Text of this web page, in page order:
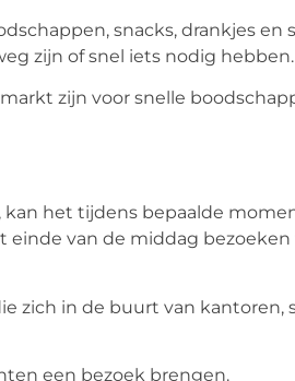
snacks, drankjes en
zijn of snel iets nodig hebben.
zijn voor snelle
het tijdens bepaalde
van de middag bezoeken
zich in de buurt van kantoren,
een bezoek brengen.